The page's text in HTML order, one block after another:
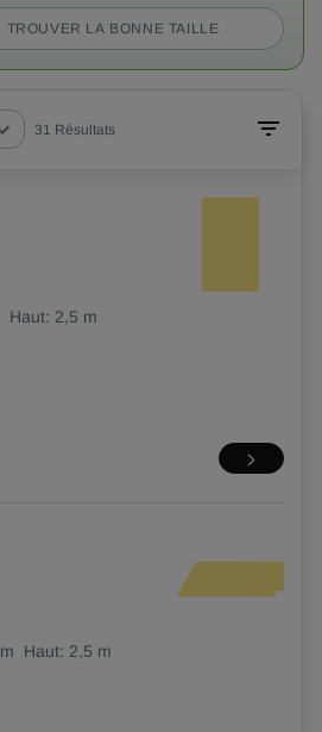
TROUVER LA BONNE TAILLE
31 Résultats
Haut: 2,5 m
m Haut: 2,5 m